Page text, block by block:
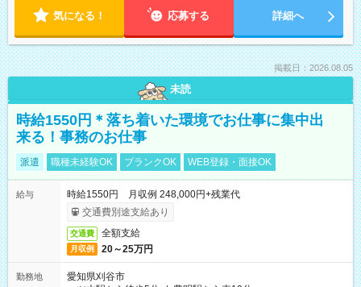
気になる！ 応募する 詳細へ
掲載日：2026.08.05
未読
時給1550円＊落ち着いた環境でお仕事に集中出
来る！事務のお仕事
派遣 職種未経験OK ブランクOK WEB登録・面接OK
給与
時給1550円 月収例 248,000円+残業代
交通費別途支給あり
交通費 全額支給
月収例 20～25万円
勤務地
愛知県刈谷市